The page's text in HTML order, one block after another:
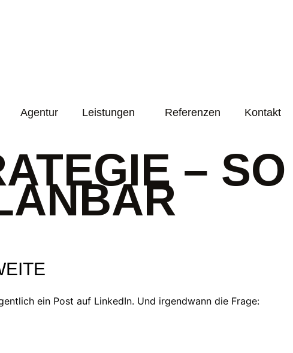
Agentur Leistungen Referenzen Kontakt
– SO
ein Post auf LinkedIn. Und irgendwann die Frage: